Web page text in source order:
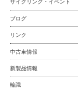
サイクリング・イベント
ブログ
リンク
中古車情報
新製品情報
輪識